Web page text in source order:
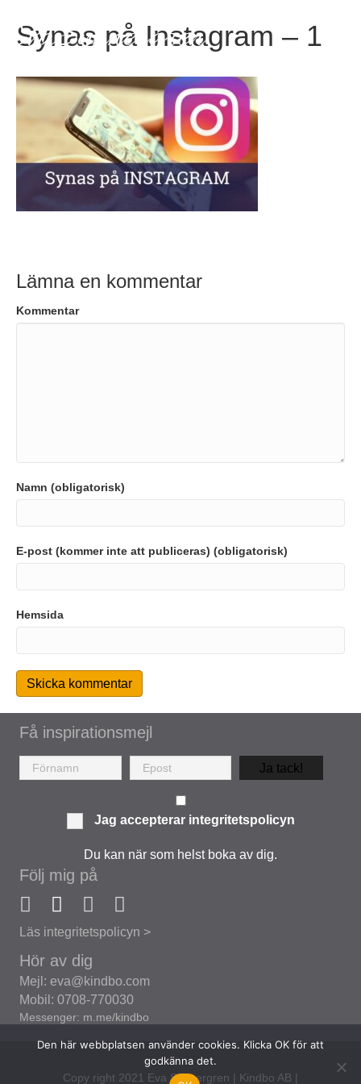
EvaSynnergren
Synas på Instagram – 1
Lämna en kommentar
Kommentar
Namn (obligatorisk)
E-post (kommer inte att publiceras) (obligatorisk)
Hemsida
Få inspirationsmejl
Ja tack!
Jag accepterar integritetspolicyn
Du kan när som helst boka av dig.
Följ mig på
Läs integritetspolicyn >
Hör av dig
Mejl: eva@kindbo.com
Mobil: 0708-770030
Messenger: m.me/kindbo
Copy right 2021 Eva Synnergren | Kindbo AB |
Den här webbplatsen använder cookies. Klicka OK för att
godkänna det.